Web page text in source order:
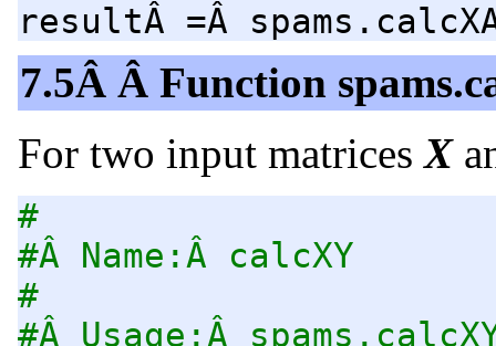
resultÂ =Â
7.5Â Â Function
For two input matrices X
#
#Â Name:Â calcXY
#
#Â Usage:Â